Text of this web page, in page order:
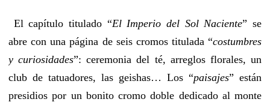
El capítulo titulado “El Imperio del Sol Naciente” se
abre con una página de seis cromos titulada “costumbres
y curiosidades”: ceremonia del té, arreglos florales, un
club de tatuadores, las geishas… Los “paisajes” están
presidios por un bonito cromo doble dedicado al monte